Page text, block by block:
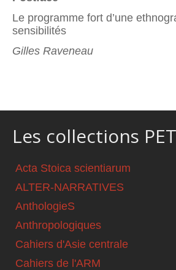
Le programme fort d’une
sensibilités
Gilles Raveneau
Les collections
Acta Stoica scientiarum
ALTER-NARRATIVES
AnthologieS
Anthropologiques
Cahiers d'Asie centrale
Cahiers de l'ARM